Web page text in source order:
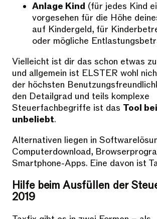
Anlage Kind (für jedes Kind
vorgesehen für die Höhe
auf Kindergeld, für
oder mögliche
Vielleicht ist dir das schon etwas
und allgemein ist ELSTER wohl
der höchsten
den Detailgrad und teils komplexe
Steuerfachbegriffe ist das Tool
unbeliebt.
Alternativen liegen in
Computerdownload,
Smartphone-Apps. Eine davon ist
Hilfe beim Ausfüllen der
2019